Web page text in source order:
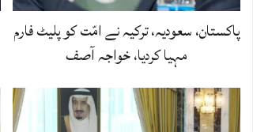
پاکستان، سعودیہ، ترکیہ نے امّت کو پلیٹ فارم
مہیا کردیا، خواجہ آصف